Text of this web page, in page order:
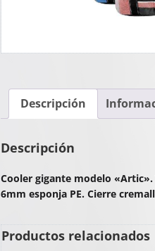
Descripción
Descripción
Cooler gigante modelo «Artic».
6mm esponja PE. Cierre
Productos relacionados